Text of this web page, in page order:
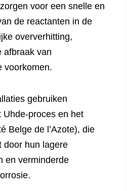
voor een snelle en
de reactanten in de
oververhitting,
afbraak van
voorkomen.
gebruiken
Uhde-proces en het
Belge de l’Azote), die
door hun lagere
en verminderde